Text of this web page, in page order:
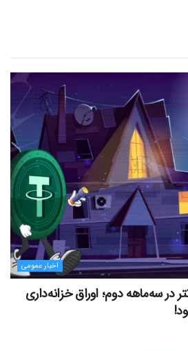
اخبار عمومی
تتر در سه‌ماهه دوم؛ اوراق خزانه‌داری